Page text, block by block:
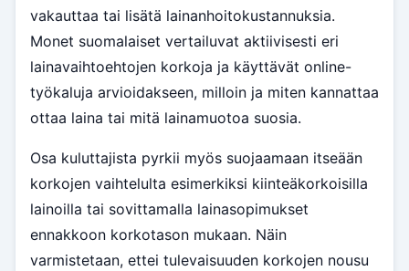
vakauttaa tai lisätä lainanhoitokustannuksia.
Monet suomalaiset vertailuvat aktiivisesti eri
lainavaihtoehtojen korkoja ja käyttävät online-
työkaluja arvioidakseen, milloin ja miten kannattaa
ottaa laina tai mitä lainamuotoa suosia.
Osa kuluttajista pyrkii myös suojaamaan itseään
korkojen vaihtelulta esimerkiksi kiinteäkorkoisilla
lainoilla tai sovittamalla lainasopimukset
ennakkoon korkotason mukaan. Näin
varmistetaan, ettei tulevaisuuden korkojen nousu